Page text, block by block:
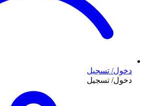
دخول/ تسجيل
دخول/ تسجيل